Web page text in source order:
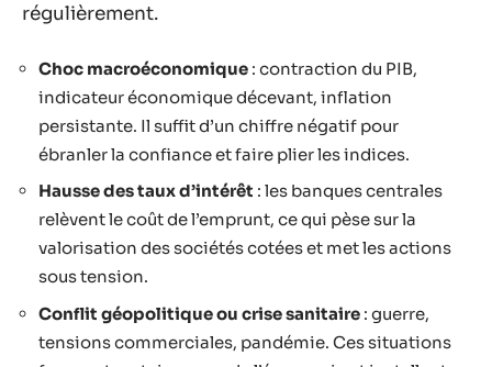
régulièrement.
Choc macroéconomique : contraction du PIB,
indicateur économique décevant, inflation
persistante. Il suffit d’un chiffre négatif pour
ébranler la confiance et faire plier les indices.
Hausse des taux d’intérêt : les banques centrales
relèvent le coût de l’emprunt, ce qui pèse sur la
valorisation des sociétés cotées et met les actions
sous tension.
Conflit géopolitique ou crise sanitaire : guerre,
tensions commerciales, pandémie. Ces situations